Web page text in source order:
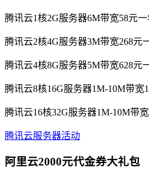
腾讯云1核2G服务器6M带宽58元
腾讯云2核4G服务器3M带宽268元
腾讯云4核8G服务器5M带宽628元
腾讯云8核16G服务器1M-10M带宽
腾讯云16核32G服务器1M-10M带
腾讯云服务器活动
阿里云2000元代金券大礼包